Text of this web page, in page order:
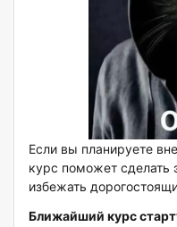
Если вы планируете
курс поможет сделать
избежать
Ближайший курс